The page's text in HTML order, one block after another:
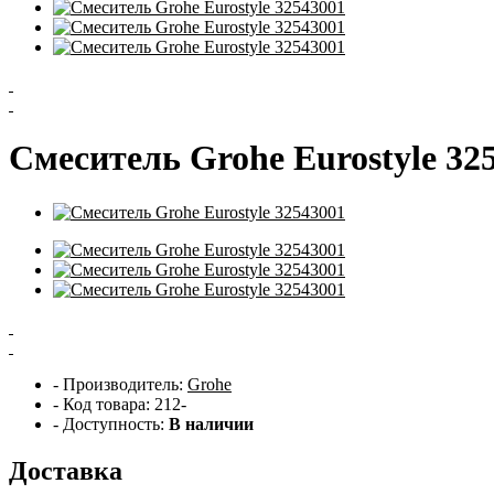
Смеситель Grohe Eurostyle
- Производитель: Grohe
- Код товара: 212-
- Доступность: В наличии
Доставка